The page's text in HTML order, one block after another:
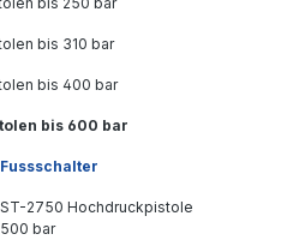
bis 310 bar
bis 400 bar
bis 600 bar
Fussschalter
ST-2750 Hochdruckpistole
500 bar